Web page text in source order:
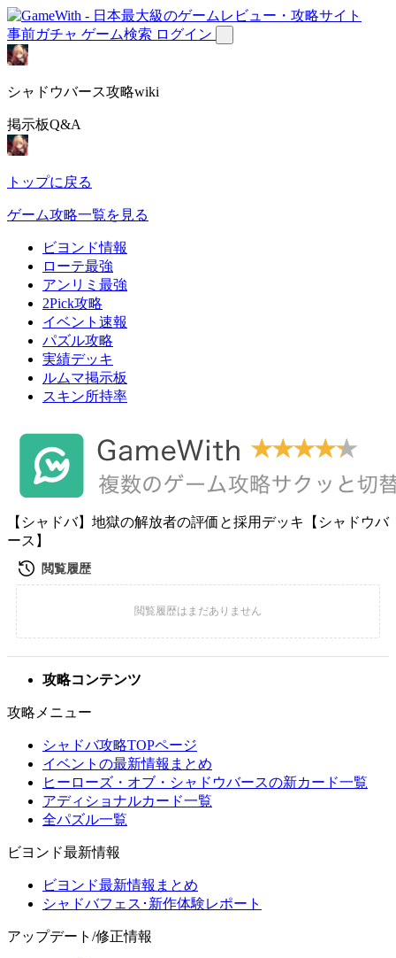
事前ガチャ ゲーム検索 ログイン
シャドウバース攻略wiki
掲示板Q&A
トップに戻る
ゲーム攻略一覧を見る
ビヨンド情報
ローテ最強
アンリミ最強
2Pick攻略
イベント速報
パズル攻略
実績デッキ
ルムマ掲示板
スキン所持率
【シャドバ】地獄の解放者の評価と採用デッキ【シャドウバ
ース】
攻略コンテンツ
攻略メニュー
シャドバ攻略TOPページ
イベントの最新情報まとめ
ヒーローズ・オブ・シャドウバースの新カード一覧
アディショナルカード一覧
全パズル一覧
ビヨンド最新情報
ビヨンド最新情報まとめ
シャドバフェス･新作体験レポート
アップデート/修正情報